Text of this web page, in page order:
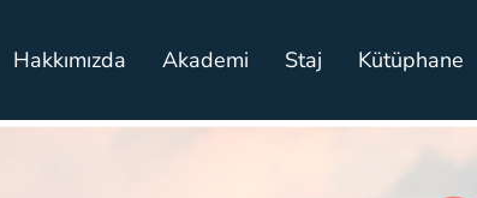
Hakkımızda Akademi Staj Kütüphane